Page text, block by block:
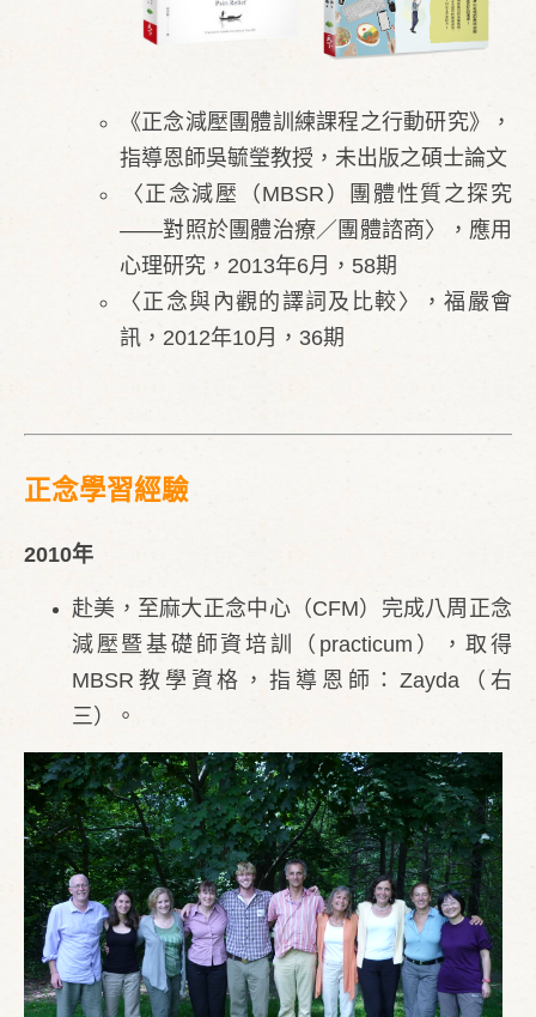
《正念減壓團體訓練課程之行動研究》，
指導恩師吳毓瑩教授，未出版之碩士論文
​〈正念減壓（MBSR）團體性質之探究
——對照於團體治療／團體諮商〉，應用
心理研究，2013年6月，58期
〈正念與內觀的譯詞及比較〉，福嚴會
訊，2012年10月，36期
正念學習經驗
2010年
赴美，至麻大正念中心（CFM）完成八周正念
減壓暨基礎師資培訓（practicum），取得
MBSR教學資格，指導恩師：Zayda（右
三）。